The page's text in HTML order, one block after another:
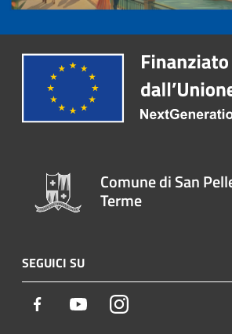
Comune di San
Terme
SEGUICI SU
Facebook YoutubeInstagram